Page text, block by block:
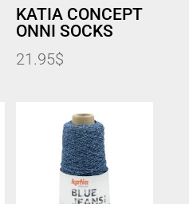
KATIA CONCEPT
ONNI SOCKS
21.95$